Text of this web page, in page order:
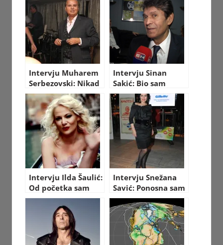
Intervju Muharem
Serbezovski: Nikad
me nisu voleli u
Sarajevu!
Intervju Sinan
Sakić: Bio sam
užasan alkoholičar!
Intervju Ilda Šaulić:
Od početka sam
potpuno drugačija
od svojih
koleginica!
Intervju Snežana
Savić: Ponosna sam
na svoju karijeru
bez skandala!